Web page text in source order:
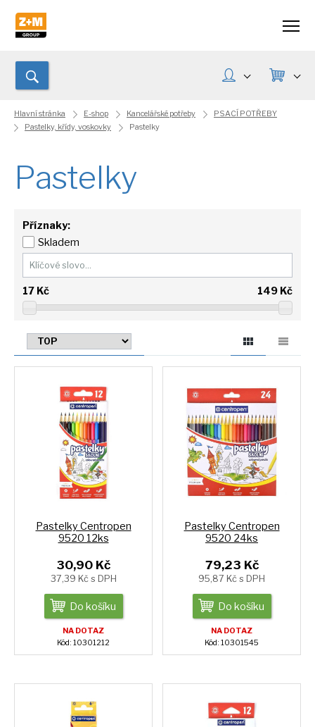
Hlavní stránka E-shop Kancelářské potřeby
PSACÍ POTŘEBY
Pastelky, křídy, voskovky
Pastelky
Pastelky
Příznaky:
Skladem
17Kč 149 Kč
Pastelky Centropen
9520 12ks
30,90 Kč
37,39 Kč s DPH
Do košíku
NA DOTAZ
Kód: 10301212
Pastelky Centropen
9520 24ks
79,23 Kč
95,87 Kč s DPH
Do košíku
NA DOTAZ
Kód: 10301545